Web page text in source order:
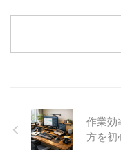
作業効
方を初